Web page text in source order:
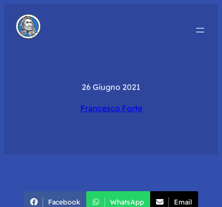
26 Giugno 2021
Francesco Forte
Facebook WhatsApp Email